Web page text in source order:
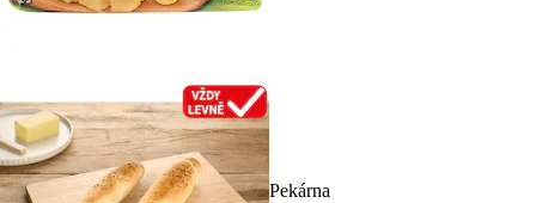
Pekárna